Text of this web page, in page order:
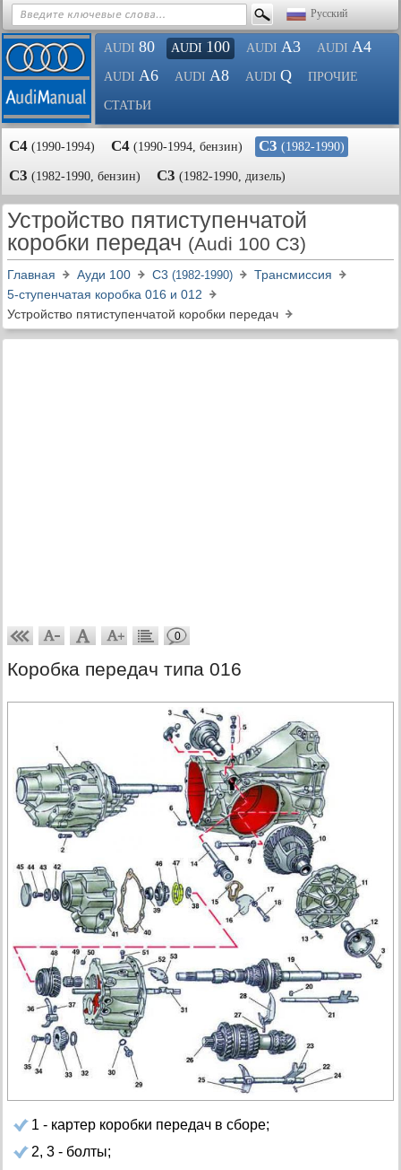
Русский
AUDI 80 AUDI 100 AUDI A3 AUDI A4
AUDI A6 AUDI A8 AUDI Q ПРОЧИЕ
СТАТЬИ
С4 (1990-1994) С4 (1990-1994, бензин) С3 (1982-1990)
С3 (1982-1990, бензин) С3 (1982-1990, дизель)
Устройство пятиступенчатой
коробки передач (Audi 100 C3)
Главная Ауди 100 С3 (1982-1990)
Трансмиссия
5-ступенчатая коробка 016 и 012
Устройство пятиступенчатой коробки передач
0
Коробка передач типа 016
1 - картер коробки передач в сборе;
2, 3 - болты;